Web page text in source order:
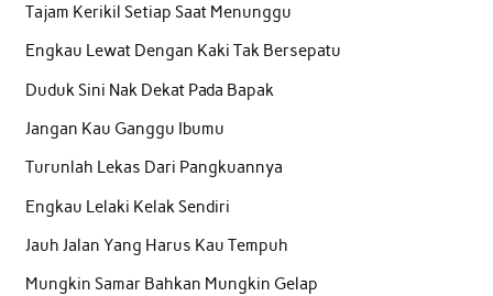
Tajam Kerikil Setiap Saat Menunggu
Engkau Lewat Dengan Kaki Tak Bersepatu
Duduk Sini Nak Dekat Pada Bapak
Jangan Kau Ganggu Ibumu
Turunlah Lekas Dari Pangkuannya
Engkau Lelaki Kelak Sendiri
Jauh Jalan Yang Harus Kau Tempuh
Mungkin Samar Bahkan Mungkin Gelap